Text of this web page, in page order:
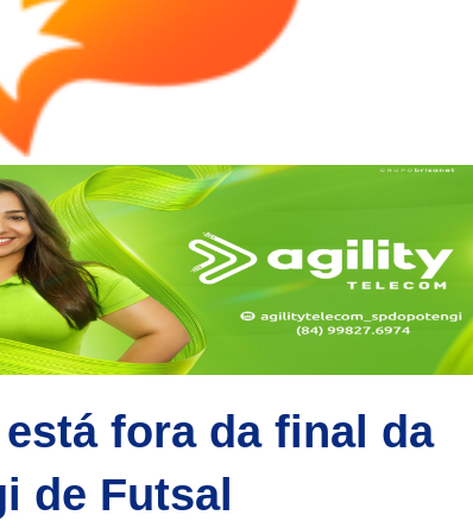
fora da final da
de Futsal